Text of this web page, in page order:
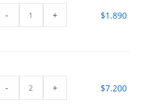
- + $1.890
- + $7.200